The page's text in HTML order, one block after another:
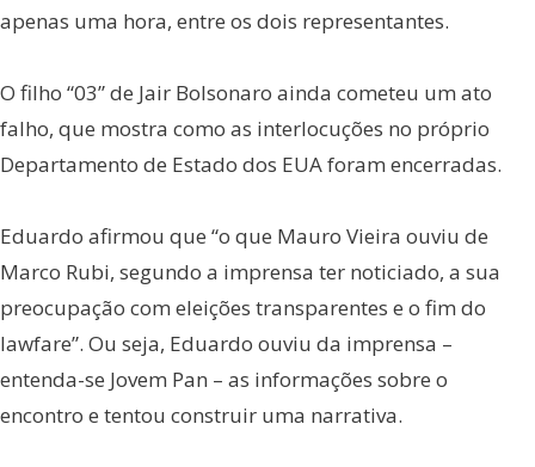
apenas uma hora, entre os dois representantes.
O filho “03” de Jair Bolsonaro ainda cometeu um ato
falho, que mostra como as interlocuções no próprio
Departamento de Estado dos EUA foram encerradas.
Eduardo afirmou que “o que Mauro Vieira ouviu de
Marco Rubi, segundo a imprensa ter noticiado, a sua
preocupação com eleições transparentes e o fim do
lawfare”. Ou seja, Eduardo ouviu da imprensa –
entenda-se Jovem Pan – as informações sobre o
encontro e tentou construir uma narrativa.